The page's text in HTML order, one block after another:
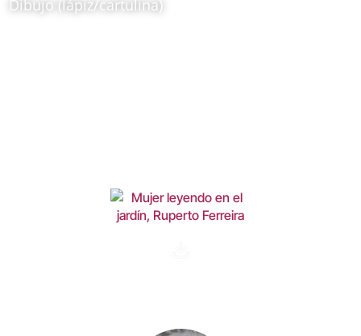
Dibujo (lápiz/cartulina)